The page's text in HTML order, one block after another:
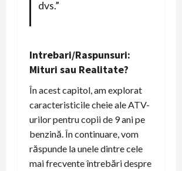
dvs.”
Intrebari/Raspunsuri:
Mituri sau Realitate?
În acest capitol, am explorat
caracteristicile cheie ale ATV-
urilor pentru copii de 9 ani pe
benzină. În continuare, vom
răspunde la unele dintre cele
mai frecvente întrebări despre